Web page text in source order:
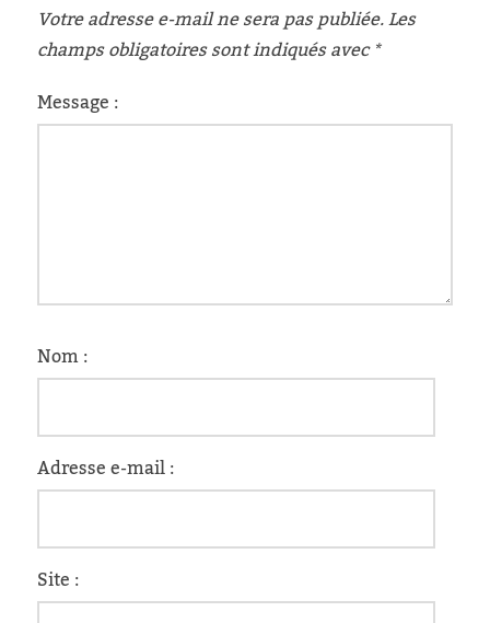
Votre adresse e-mail ne sera pas publiée.Les
champs obligatoires sont indiqués avec*
Message :
Nom :
Adresse e-mail :
Site :